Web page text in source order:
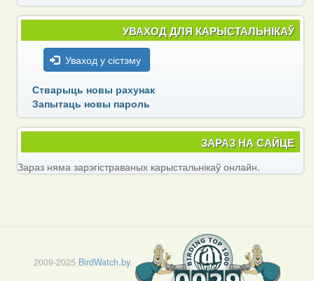
УВАХОД ДЛЯ КАРЫСТАЛЬНІКАЎ
Уваход у сістэму
Стварыць новы рахунак
Запытаць новы пароль
ЗАРАЗ НА САЙЦЕ
Зараз няма зарэгістраваных карыстальнікаў онлайн.
2009-2025 BirdWatch.by.